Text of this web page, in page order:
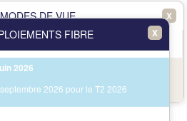
MODES DE VUE X
des immeubles et des communes
X
FIBRE
2026
2026 pour le T2 2026